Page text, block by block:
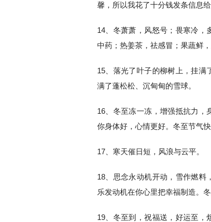
馨，所以我花了十分钱发条信息
14、冬萧萧，风怒号；畏寒冷，
中药；热姜茶，祛感冒；果蔬鲜
15、落光了叶子的柳树上，挂满
满了蓬松松、沉甸甸的雪球。
16、冬至冻一冻，增强抵抗力，
你身体好，心情更好。冬至节气快
17、寒天催日短，风浪与云平。
18、思念永动机开动，雪作燃料
乐发动机在你心里把幸福制造。
19、冬至到，祝福送，好运至，